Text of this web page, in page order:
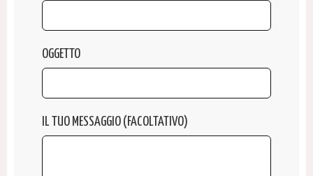
OGGETTO
IL TUO MESSAGGIO (FACOLTATIVO)